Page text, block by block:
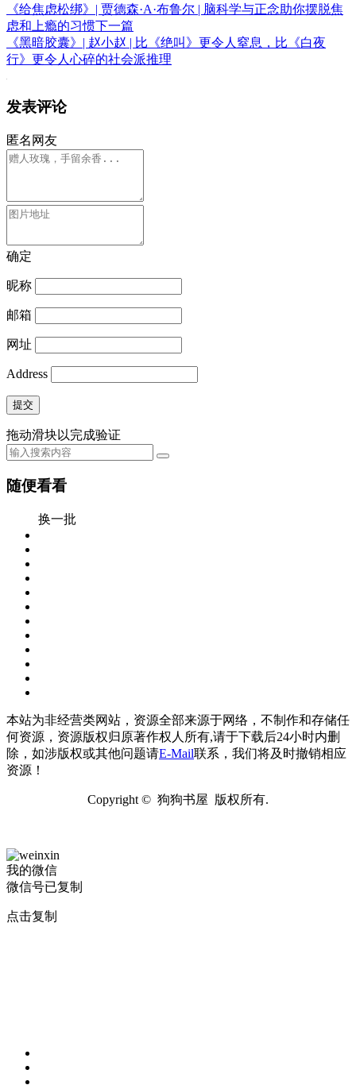
《给焦虑松绑》| 贾德森·A·布鲁尔 | 脑科学与正念助你摆脱焦
虑和上瘾的习惯下一篇
《黑暗胶囊》| 赵小赵 | 比《绝叫》更令人窒息，比《白夜
行》更令人心碎的社会派推理
发表评论
匿名网友
确定
昵称
邮箱
网址
Address
提交
拖动滑块以完成验证
随便看看
换一批
本站为非经营类网站，资源全部来源于网络，不制作和存储任
何资源，资源版权归原著作权人所有,请于下载后24小时内删
除，如涉版权或其他问题请E-Mail联系，我们将及时撤销相应
资源！
Copyright © 狗狗书屋 版权所有.
我的微信
微信号已复制
点击复制